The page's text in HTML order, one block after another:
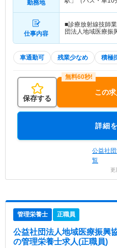
勤務地
仕事内容
■診療放射線技師
団法人地域医療振
車通勤可 残業少なめ 積極
保存する
この
詳細
公益社
覧
更
管理栄養士 正職員
公益社団法人地域医療振興
の管理栄養士求人(正職員)